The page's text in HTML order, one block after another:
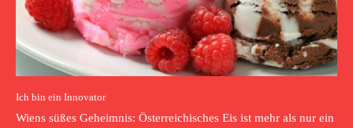
Ich bin ein Innovator
Wiens süßes Geheimnis: Österreichisches Eis ist mehr als nur ein